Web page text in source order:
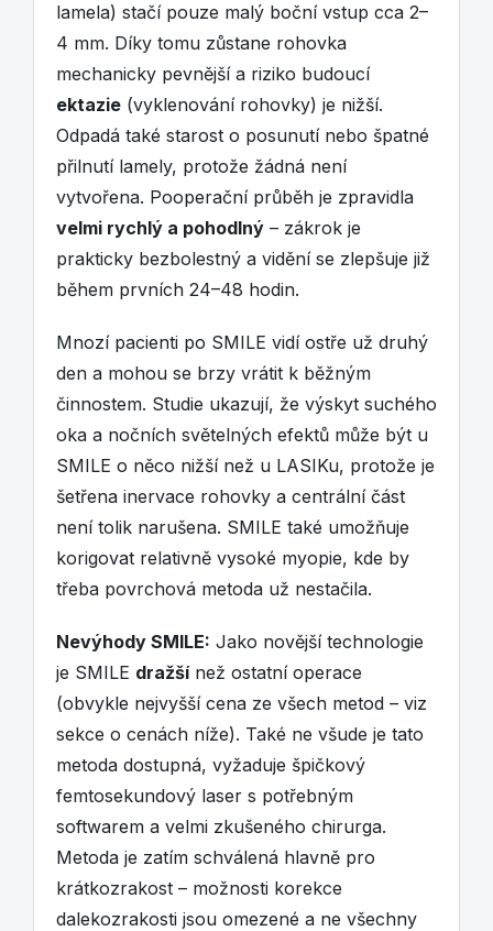
lamela) stačí pouze malý boční vstup cca 2–
4 mm. Díky tomu zůstane rohovka
mechanicky pevnější a riziko budoucí
ektazie (vyklenování rohovky) je nižší.
Odpadá také starost o posunutí nebo špatné
přilnutí lamely, protože žádná není
vytvořena. Pooperační průběh je zpravidla
velmi rychlý a pohodlný – zákrok je
prakticky bezbolestný a vidění se zlepšuje již
během prvních 24–48 hodin.
Mnozí pacienti po SMILE vidí ostře už druhý
den a mohou se brzy vrátit k běžným
činnostem. Studie ukazují, že výskyt suchého
oka a nočních světelných efektů může být u
SMILE o něco nižší než u LASIKu, protože je
šetřena inervace rohovky a centrální část
není tolik narušena. SMILE také umožňuje
korigovat relativně vysoké myopie, kde by
třeba povrchová metoda už nestačila.
Nevýhody SMILE: Jako novější technologie
je SMILE dražšínež ostatní operace
(obvykle nejvyšší cena ze všech metod – viz
sekce o cenách níže). Také ne všude je tato
metoda dostupná, vyžaduje špičkový
femtosekundový laser s potřebným
softwarem a velmi zkušeného chirurga.
Metoda je zatím schválená hlavně pro
krátkozrakost – možnosti korekce
dalekozrakosti jsou omezené a ne všechny